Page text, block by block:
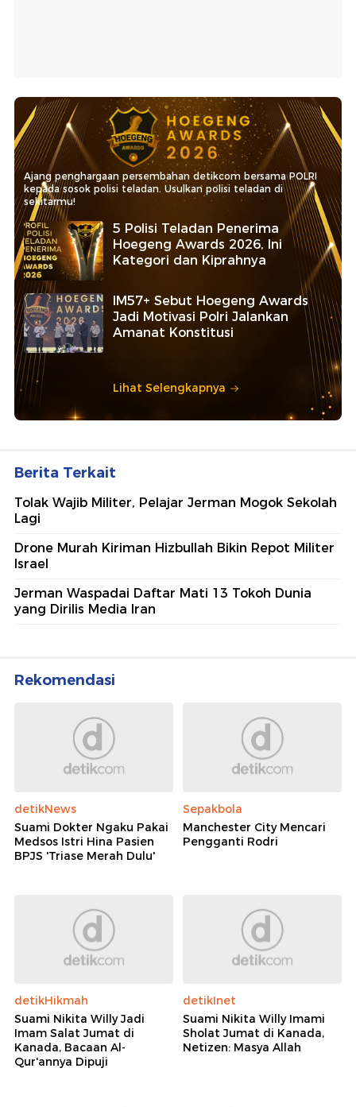
Ajang penghargaan persembahan detikcom bersama POLRI
kepada sosok polisi teladan. Usulkan polisi teladan di
sekitarmu!
5 Polisi Teladan Penerima
Hoegeng Awards 2026, Ini
Kategori dan Kiprahnya
IM57+ Sebut Hoegeng Awards
Jadi Motivasi Polri Jalankan
Amanat Konstitusi
Lihat Selengkapnya
Berita Terkait
Tolak Wajib Militer, Pelajar Jerman Mogok Sekolah
Lagi
Drone Murah Kiriman Hizbullah Bikin Repot Militer
Israel
Jerman Waspadai Daftar Mati 13 Tokoh Dunia
yang Dirilis Media Iran
Rekomendasi
detikNews
Suami Dokter Ngaku Pakai
Medsos Istri Hina Pasien
BPJS 'Triase Merah Dulu'
Sepakbola
Manchester City Mencari
Pengganti Rodri
detikHikmah
Suami Nikita Willy Jadi
Imam Salat Jumat di
Kanada, Bacaan Al-
Qur'annya Dipuji
detikInet
Suami Nikita Willy Imami
Sholat Jumat di Kanada,
Netizen: Masya Allah